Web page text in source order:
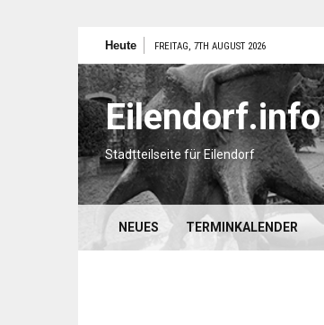
Inhalt
springen
Heute FREITAG, 7TH AUGUST 2026
Eilendorf.info
Stadtteilseite für Eilendorf
NEUES TERMINKALENDER